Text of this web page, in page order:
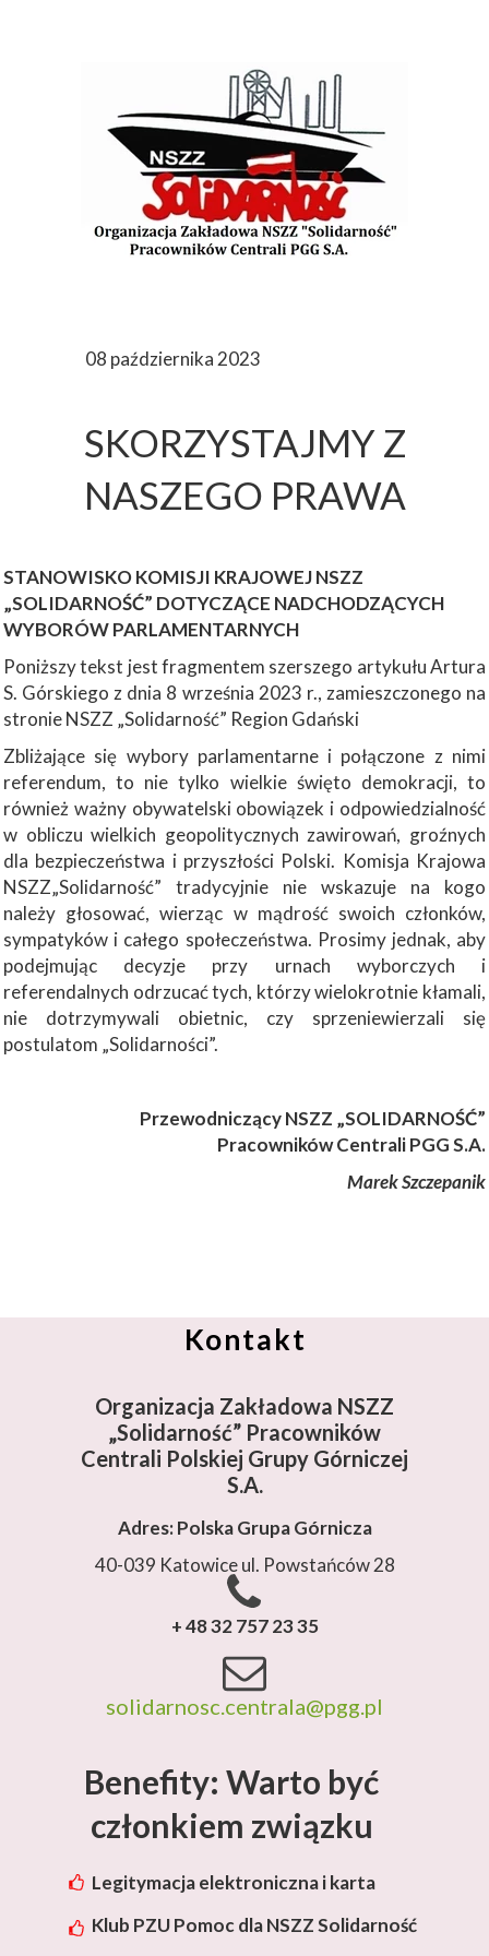
08 października 2023
SKORZYSTAJMY Z
NASZEGO PRAWA
STANOWISKO KOMISJI KRAJOWEJ NSZZ
„SOLIDARNOŚĆ” DOTYCZĄCE NADCHODZĄCYCH
WYBORÓW PARLAMENTARNYCH
Poniższy tekst jest fragmentem szerszego artykułu Artura
S. Górskiego z dnia 8 września 2023 r., zamieszczonego na
stronie NSZZ „Solidarność” Region Gdański
Zbliżające się wybory parlamentarne i połączone z nimi
referendum, to nie tylko wielkie święto demokracji, to
również ważny obywatelski obowiązek i odpowiedzialność
w obliczu wielkich geopolitycznych zawirowań, groźnych
dla bezpieczeństwa i przyszłości Polski. Komisja Krajowa
NSZZ„Solidarność” tradycyjnie nie wskazuje na kogo
należy głosować, wierząc w mądrość swoich członków,
sympatyków i całego społeczeństwa. Prosimy jednak, aby
podejmując decyzje przy urnach wyborczych i
referendalnych odrzucać tych, którzy wielokrotnie kłamali,
nie dotrzymywali obietnic, czy sprzeniewierzali się
postulatom „Solidarności”.
Przewodniczący NSZZ „SOLIDARNOŚĆ”
Pracowników Centrali PGG S.A.
Marek Szczepanik
Benefity: Warto być
członkiem związku
Legitymacja elektroniczna i karta
Klub PZU Pomoc dla NSZZ Solidarność
Kontakt
solidarnosc.centrala@pgg.pl
+ 48 32 757 23 35
Adres: Polska Grupa Górnicza
40-039 Katowice ul. Powstańców 28
Organizacja Zakładowa NSZZ
„Solidarność” Pracowników
Centrali Polskiej Grupy Górniczej
S.A.